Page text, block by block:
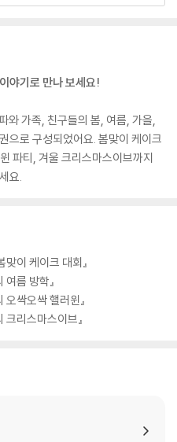
야기로 만나 보세요!
와 가족, 친구들의 봄, 여름, 가을,
으로 구성되었어요. 봄맞이 케이크
파티, 겨울 크리스마스이브까지
요.
이 케이크 대회』
름 방학』
오싹오싹 핼러윈』
크리스마스이브』